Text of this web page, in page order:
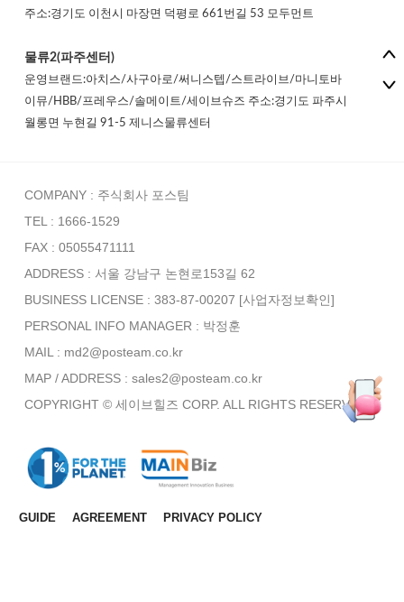
주소:경기도 이천시 마장면 덕평로 661번길 53 모두먼트
물류2(파주센터)
운영브랜드:아치스/사구아로/써니스텝/스트라이브/마니토바
이뮤/HBB/프레우스/솔메이트/세이브슈즈 주소:경기도 파주시
월롱면 누현길 91-5 제니스물류센터
COMPANY : 주식회사 포스팀
TEL : 1666-1529
FAX : 05055471111
ADDRESS : 서울 강남구 논현로153길 62
BUSINESS LICENSE : 383-87-00207 [사업자정보확인]
PERSONAL INFO MANAGER : 박정훈
MAIL : md2@posteam.co.kr
MAP / ADDRESS : sales2@posteam.co.kr
COPYRIGHT © 세이브힐즈 CORP. ALL RIGHTS RESERVED.
GUIDE AGREEMENT PRIVACY POLICY